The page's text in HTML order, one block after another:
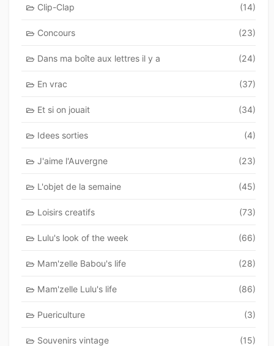
Clip-Clap (14)
Concours (23)
Dans ma boîte aux lettres il y a (24)
En vrac (37)
Et si on jouait (34)
Idees sorties (4)
J'aime l'Auvergne (23)
L'objet de la semaine (45)
Loisirs creatifs (73)
Lulu's look of the week (66)
Mam'zelle Babou's life (28)
Mam'zelle Lulu's life (86)
Puericulture (3)
Souvenirs vintage (15)